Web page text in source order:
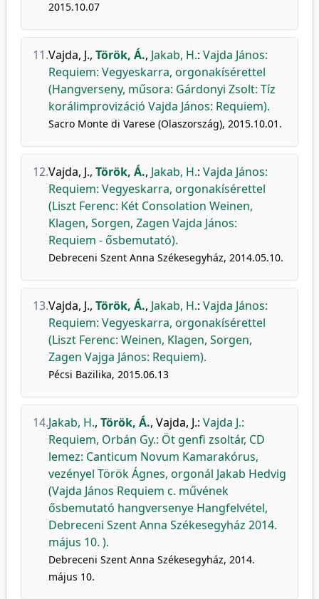
2015.10.07
11.Vajda, J., Török, Á., Jakab, H.: Vajda János:
Requiem: Vegyeskarra, orgonakísérettel
(Hangverseny, műsora: Gárdonyi Zsolt: Tíz
korálimprovizáció Vajda János: Requiem).
Sacro Monte di Varese (Olaszország), 2015.10.01.
12.Vajda, J., Török, Á., Jakab, H.: Vajda János:
Requiem: Vegyeskarra, orgonakísérettel
(Liszt Ferenc: Két Consolation Weinen,
Klagen, Sorgen, Zagen Vajda János:
Requiem - ősbemutató).
Debreceni Szent Anna Székesegyház, 2014.05.10.
13.Vajda, J., Török, Á., Jakab, H.: Vajda János:
Requiem: Vegyeskarra, orgonakísérettel
(Liszt Ferenc: Weinen, Klagen, Sorgen,
Zagen Vajga János: Requiem).
Pécsi Bazilika, 2015.06.13
14.Jakab, H., Török, Á., Vajda, J.: Vajda J.:
Requiem, Orbán Gy.: Öt genfi zsoltár, CD
lemez: Canticum Novum Kamarakórus,
vezényel Török Ágnes, orgonál Jakab Hedvig
(Vajda János Requiem c. művének
ősbemutató hangversenye Hangfelvétel,
Debreceni Szent Anna Székesegyház 2014.
május 10. ).
Debreceni Szent Anna Székesegyház, 2014.
május 10.